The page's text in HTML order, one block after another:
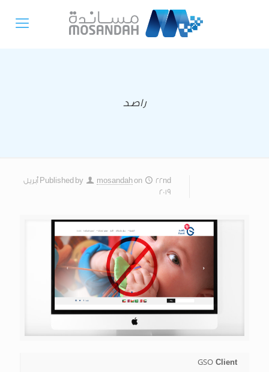
راصد
Published by mosandahon
22nd أبريل
2019
Client
GSO